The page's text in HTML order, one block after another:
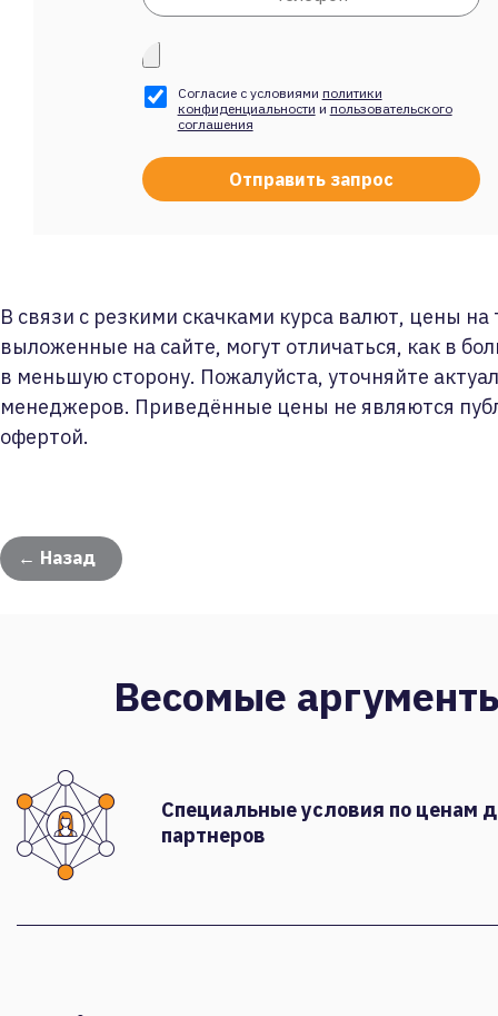
Согласие с условиями политики
конфиденциальности и пользовательского
соглашения
В связи с резкими скачками курса валют, цены на
выложенные на сайте, могут отличаться, как в
в меньшую сторону. Пожалуйста, уточняйте
менеджеров. Приведённые цены не являются
офертой.
← Назад
Весомые
Специальные условия по ценам
партнеров